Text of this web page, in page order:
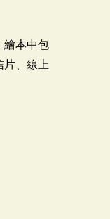
繪本中包
片、線上